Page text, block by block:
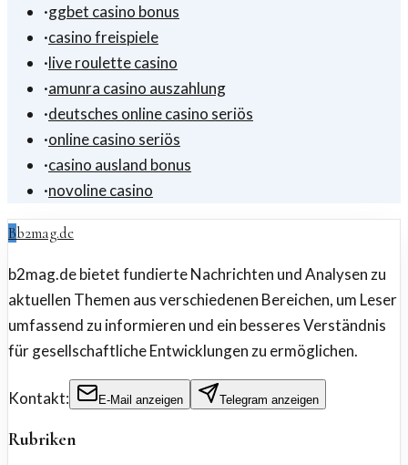
·ggbet casino bonus
·casino freispiele
·live roulette casino
·amunra casino auszahlung
·deutsches online casino seriös
·online casino seriös
·casino ausland bonus
·novoline casino
Bb2mag.de
b2mag.de bietet fundierte Nachrichten und Analysen zu
aktuellen Themen aus verschiedenen Bereichen, um Leser
umfassend zu informieren und ein besseres Verständnis
für gesellschaftliche Entwicklungen zu ermöglichen.
Kontakt: E-Mail anzeigen Telegram anzeigen
Rubriken